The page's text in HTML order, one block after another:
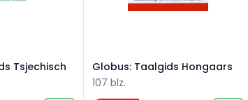
Tsjechisch
Globus: Taalgids Hongaars
107 blz.